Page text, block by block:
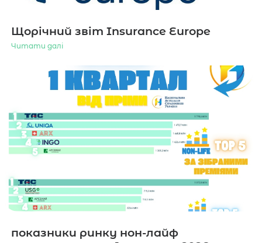
Щорічний звіт Insurance Europe
Читати далі
показники ринку нон-лайф